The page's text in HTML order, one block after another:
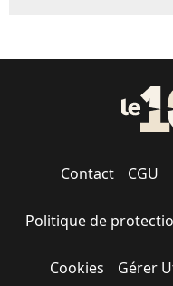
Contact CGU
Politique de
Cookies Gérer